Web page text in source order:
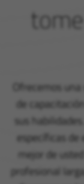
Ofrecemos
de
sus
específicas de
mejor de
profesional